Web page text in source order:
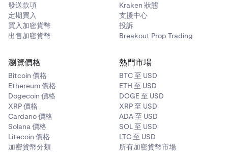
發送款項
定期買入
買入加密貨幣
出售加密貨幣
Kraken 狀態
支援中心
投訴
Breakout Prop Trading
瀏覽價格
Bitcoin 價格
Ethereum 價格
Dogecoin 價格
XRP 價格
Cardano 價格
Solana 價格
Litecoin 價格
加密貨幣分類
熱門市場
BTC 至 USD
ETH 至 USD
DOGE 至 USD
XRP 至 USD
ADA 至 USD
SOL 至 USD
LTC 至 USD
所有加密貨幣市場